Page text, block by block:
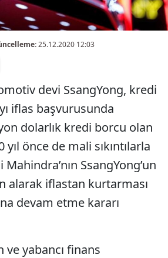
25.12.2020 12:03
devi SsangYong, kredi
iflas başvurusunda
dolarlık kredi borcu olan
önce de mali sıkıntılarla
SsangYong’un
alarak iflastan kurtarması
devam etme kararı
ve yabancı finans